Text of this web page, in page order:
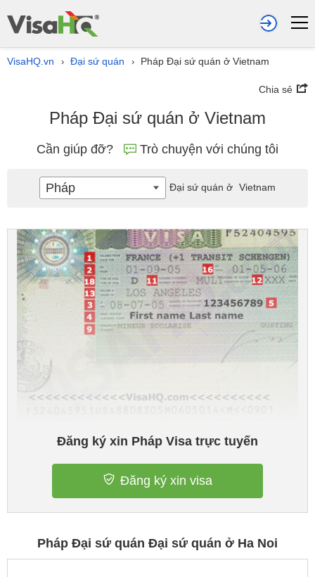
VisaHQ.vn › Đại sứ quán › Pháp Đại sứ quán ở Vietnam
Chia sẻ
Pháp Đại sứ quán ở Vietnam
Cần giúp đỡ? Trò chuyện với chúng tôi
Đăng ký xin Pháp Visa trực tuyến
Đăng ký xin visa
Pháp Đại sứ quán Đại sứ quán ở Ha Noi
Pháp Đại sứ quán ở Vietnam